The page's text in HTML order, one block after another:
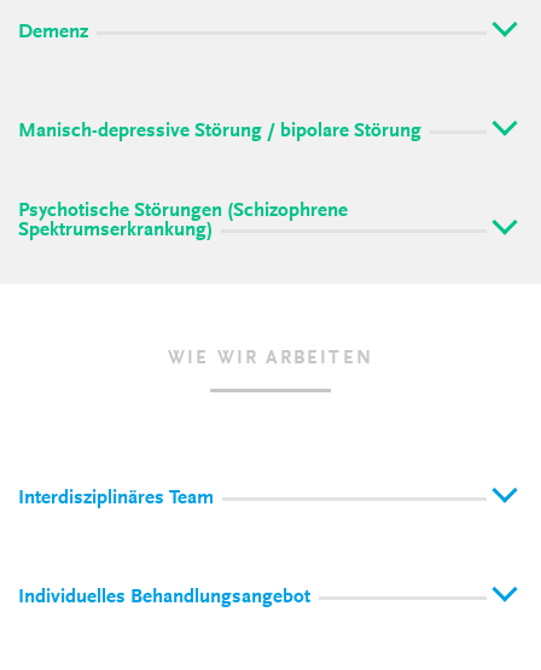
Demenz
Manisch-depressive Störung / bipolare Störung
Psychotische Störungen (Schizophrene
Spektrumserkrankung)
WIE WIR ARBEITEN
Interdisziplinäres Team
Individuelles Behandlungsangebot